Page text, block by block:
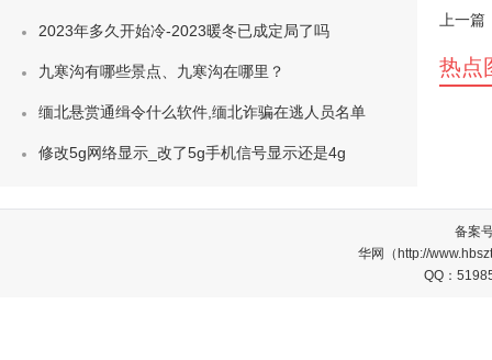
上一篇
2023年多久开始冷-2023暖冬已成定局了吗
九寒沟有哪些景点、九寒沟在哪里？
缅北悬赏通缉令什么软件,缅北诈骗在逃人员名单
修改5g网络显示_改了5g手机信号显示还是4g
热点
备案
华网（http://
QQ：